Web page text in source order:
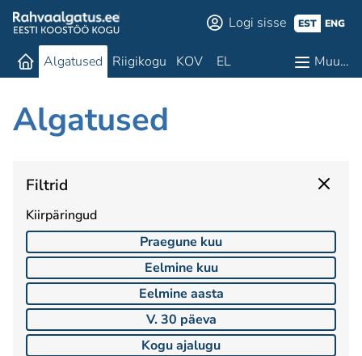
Logi sisse EST ENG
Algatused Riigikogu KOV EL Muu…
Algatused
Filtrid
Kiirpäringud
Praegune kuu
Eelmine kuu
Eelmine aasta
V. 30 päeva
Kogu ajalugu